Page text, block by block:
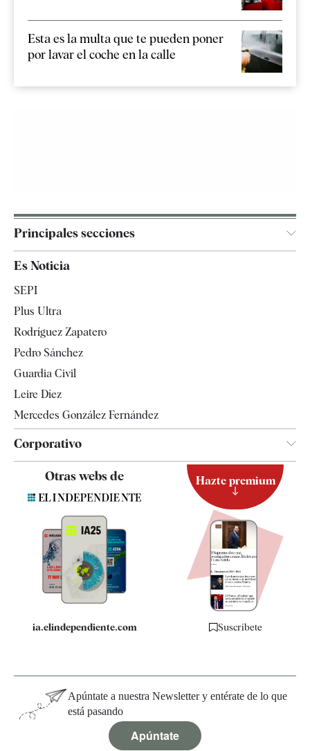
Esta es la multa que te pueden poner
por lavar el coche en la calle
Principales secciones
España
Televisión
Es Noticia
SEPI
Plus Ultra
Rodríguez Zapatero
Pedro Sánchez
Guardia Civil
Leire Díez
Mercedes González Fernández
Corporativo
Contacto
Quiénes somos
Especificaciones
Otras webs de
ia.elindependiente.com
Hazte premium
Suscríbete
Apúntate a nuestra Newsletter y entérate de lo que
está pasando
Apúntate